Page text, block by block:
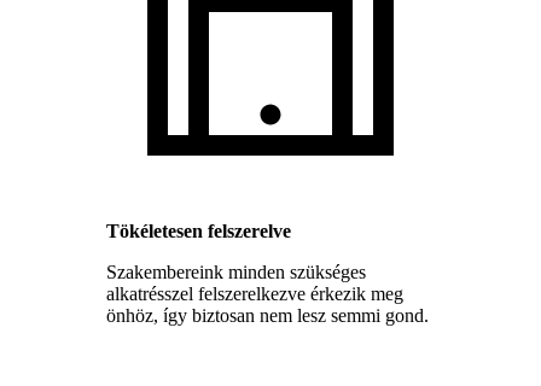
Tökéletesen felszerelve
Szakembereink minden szükséges
alkatrésszel felszerelkezve érkezik meg
önhöz, így biztosan nem lesz semmi gond.